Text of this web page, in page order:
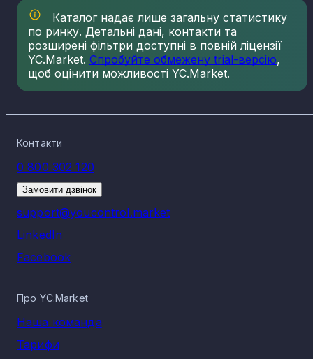
Каталог надає лише загальну статистику
по ринку. Детальні дані, контакти та
розширені фільтри доступні в повній ліцензії
YC.Market. Спробуйте обмежену trial-версію,
щоб оцінити можливості YC.Market.
Контакти
0 800 302 120
Замовити дзвінок
support@youcontrol.market
LinkedIn
Facebook
Про YC.Market
Наша команда
Тарифи